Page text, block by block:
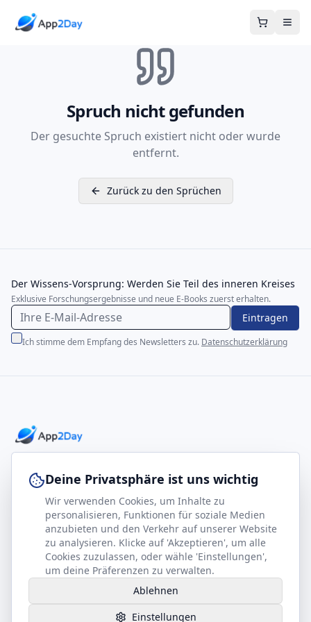
Spruch nicht gefunden
Der gesuchte Spruch existiert nicht oder wurde
entfernt.
Zurück zu den Sprüchen
Der Wissens-Vorsprung: Werden Sie Teil des inneren Kreises
Exklusive Forschungsergebnisse und neue E-Books zuerst erhalten.
Eintragen
Ich stimme dem Empfang des Newsletters zu. Datenschutzerklärung
footer.company
Kontakt
Partner werden
Gesundheits-Kompass
Rechtliches
Impressum
Datenschutz
AGB
Deine Privatsphäre ist uns wichtig
Wir verwenden Cookies, um Inhalte zu
personalisieren, Funktionen für soziale Medien
anzubieten und den Verkehr auf unserer Website
zu analysieren. Klicke auf 'Akzeptieren', um alle
Cookies zuzulassen, oder wähle 'Einstellungen',
um deine Präferenzen zu verwalten.
Ablehnen
Einstellungen
Hilfe benötigt?